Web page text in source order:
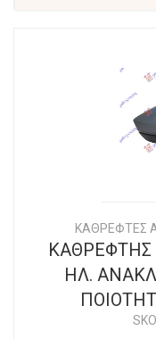
ΚΑΘΡΕΦΤΕΣ
ΚΑΘΡΕΦΤΗΣ
ΗΛ.